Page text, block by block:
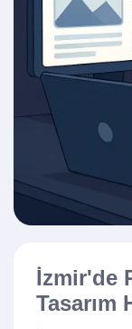
İzmir'de
Tasarım